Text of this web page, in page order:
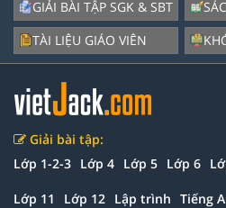
GIẢI BÀI TẬP SGK & SBT
TÀI LIỆU GIÁO VIÊN
Giải bài tập:
Lớp 1-2-3 Lớp 4 Lớp 5 Lớp 6
Lớp 11 Lớp 12 Lập trình Tiếng